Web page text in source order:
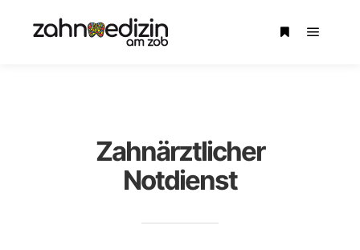
Zahnärztlicher
Notdienst